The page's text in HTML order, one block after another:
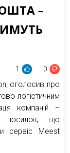
–
1 0
оголосив про
логістичним
компаній –
посилок, що
сервіс Meest